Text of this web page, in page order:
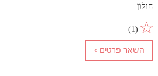
חולון
(
1
)